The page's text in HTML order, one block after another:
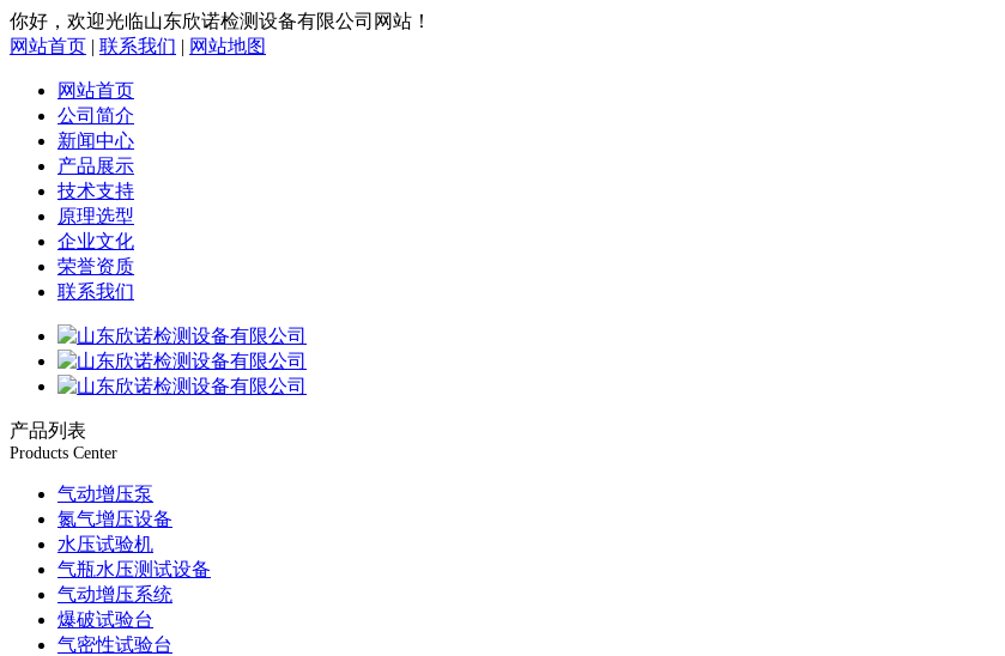
你好，欢迎光临山东欣诺检测设备有限公司网站！
网站首页 | 联系我们 | 网站地图
网站首页
公司简介
新闻中心
产品展示
技术支持
原理选型
企业文化
荣誉资质
联系我们
产品列表
Products Center
气动增压泵
氮气增压设备
水压试验机
气瓶水压测试设备
气动增压系统
爆破试验台
气密性试验台